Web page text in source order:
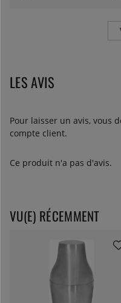
LES AVIS
Pour laisser un avis, vous
compte client.
Ce produit n'a pas d'avis.
VU(E) RÉCEMMENT